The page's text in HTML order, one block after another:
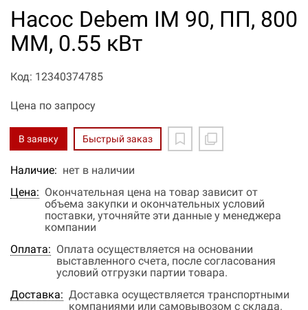
Насос Debem IM 90, ПП, 800
ММ, 0.55 кВт
Код: 12340374785
Цена по запросу
В заявку Быстрый заказ
Наличие: нет в наличии
Цена: Окончательная цена на товар зависит от
объема закупки и окончательных условий
поставки, уточняйте эти данные у менеджера
компании
Оплата: Оплата осуществляется на основании
выставленного счета, после согласования
условий отгрузки партии товара.
Доставка: Доставка осуществляется транспортными
компаниями или самовывозом с склада.